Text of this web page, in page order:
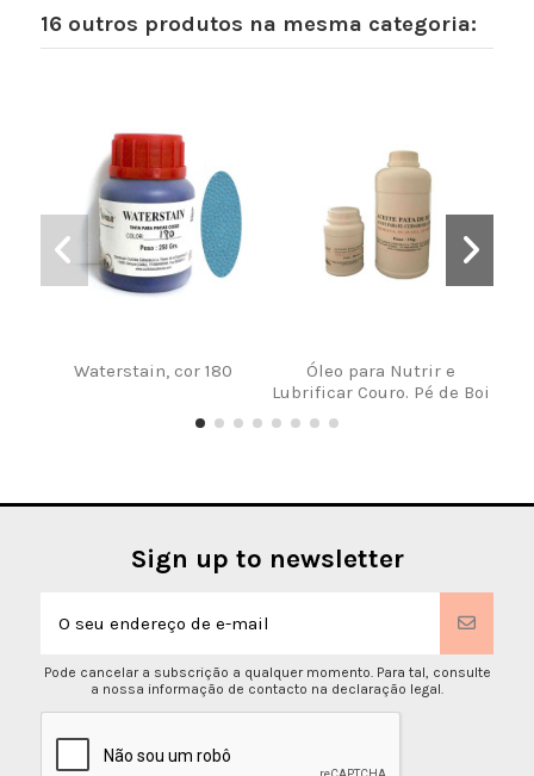
16 outros produtos na mesma categoria:
Waterstain, cor 180
Óleo para Nutrir e
Lubrificar Couro. Pé de Boi
Sign up to newsletter
Pode cancelar a subscrição a qualquer momento. Para tal, consulte
a nossa informação de contacto na declaração legal.